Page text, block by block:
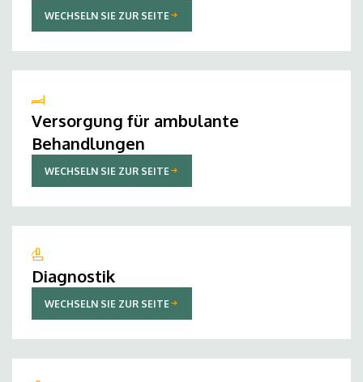
WECHSELN SIE ZUR SEITE
Versorgung für ambulante
Behandlungen
WECHSELN SIE ZUR SEITE
Diagnostik
WECHSELN SIE ZUR SEITE